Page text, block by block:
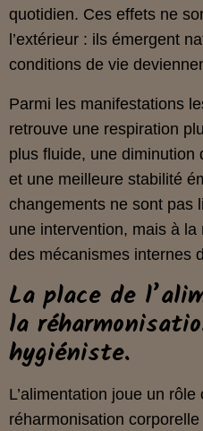
quotidien. Ces effets ne
l’extérieur : ils émergent
conditions de vie
Parmi les manifestations
retrouve une respiration
plus fluide, une diminution
et une meilleure stabilité
changements ne sont pas
une intervention, mais à
des mécanismes internes
La place de
la
hygiéniste.
L’alimentation joue un
réharmonisation